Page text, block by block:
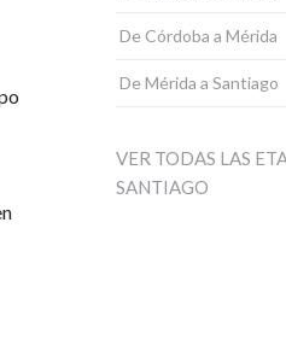
De Córdoba a Mérida
De Mérida a Santiago
VER TODAS LAS
SANTIAGO